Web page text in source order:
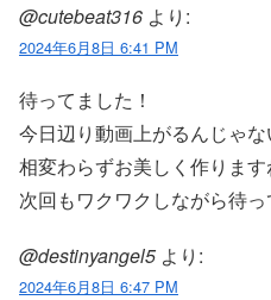
@cutebeat316 より:
2024年6月8日 6:41 PM
待ってました！
今日辺り動画上がるんじゃ
相変わらずお美しく作ります
次回もワクワクしながら待っ
@destinyangel5 より:
2024年6月8日 6:47 PM